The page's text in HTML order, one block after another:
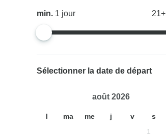
min. 1 jour 21+
Sélectionner la date de départ
août 2026
l ma me j v s
1